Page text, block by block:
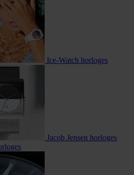
Ice-Watch horloges
Jacob Jensen horloges